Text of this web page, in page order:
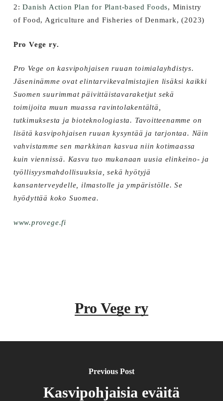
2:Danish Action Plan for Plant-based Foods, Ministry
of Food, Agriculture and Fisheries of Denmark, (2023)
Pro Vege ry.
Pro Vege on kasvipohjaisen ruuan toimialayhdistys.
Jäseninämme ovat elintarvikevalmistajien lisäksi kaikki
Suomen suurimmat päivittäistavaraketjut sekä
toimijoita muun muassa ravintolakentältä,
tutkimuksesta ja bioteknologiasta. Tavoitteenamme on
lisätä kasvipohjaisen ruuan kysyntää ja tarjontaa. Näin
vahvistamme sen markkinan kasvua niin kotimaassa
kuin viennissä. Kasvu tuo mukanaan uusia elinkeino- ja
työllisyysmahdollisuuksia, sekä hyötyjä
kansanterveydelle, ilmastolle ja ympäristölle. Se
hyödyttää koko Suomea.
www.provege.fi
Pro Vege ry
Previous Post
Kasvipohjaisia eväitä